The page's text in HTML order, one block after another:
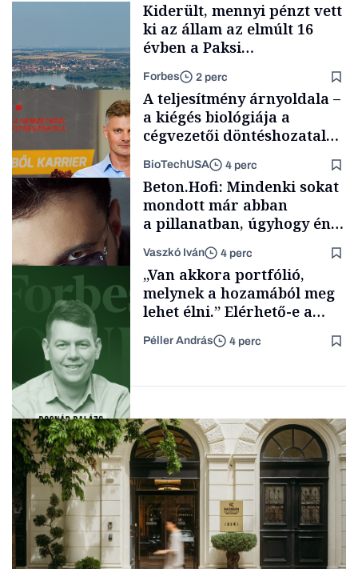
Energia
Kiderült, mennyi pénzt vett
ki az állam az elmúlt 16
évben a Paksi
Atomerőműből
Forbes 2 perc
Content Lab HUB
A teljesítmény árnyoldala –
a kiégés biológiája a
cégvezetői döntéshozatal
BioTechUSA 4 perc
Forbes-sztori
Beton.Hofi: Mindenki sokat
mondott már abban
a pillanatban, úgyhogy én
a legsarkosabb
gondolataimat akartam
kimondani
Vaszkó Iván 4 perc
Podcast
„Van akkora portfólió,
melynek a hozamából meg
lehet élni.” Elérhető-e a
passzív jövedelem és az
anyagi függetlenség?
Péller András 4 perc